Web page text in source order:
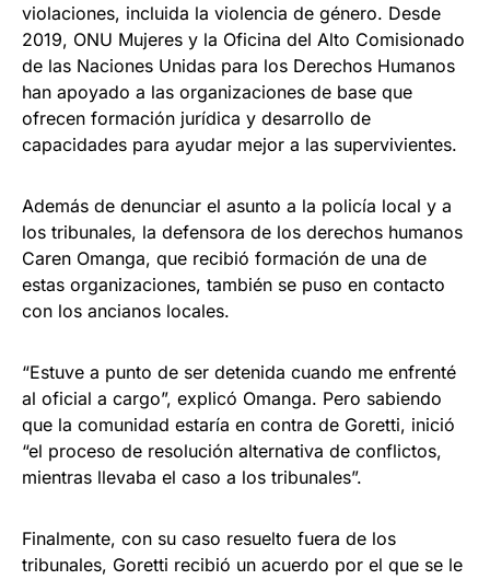
violaciones, incluida la violencia de género. Desde
2019, ONU Mujeres y la Oficina del Alto Comisionado
de las Naciones Unidas para los Derechos Humanos
han apoyado a las organizaciones de base que
ofrecen formación jurídica y desarrollo de
capacidades para ayudar mejor a las supervivientes.
Además de denunciar el asunto a la policía local y a
los tribunales, la defensora de los derechos humanos
Caren Omanga, que recibió formación de una de
estas organizaciones, también se puso en contacto
con los ancianos locales.
“Estuve a punto de ser detenida cuando me enfrenté
al oficial a cargo”, explicó Omanga. Pero sabiendo
que la comunidad estaría en contra de Goretti, inició
“el proceso de resolución alternativa de conflictos,
mientras llevaba el caso a los tribunales”.
Finalmente, con su caso resuelto fuera de los
tribunales, Goretti recibió un acuerdo por el que se le